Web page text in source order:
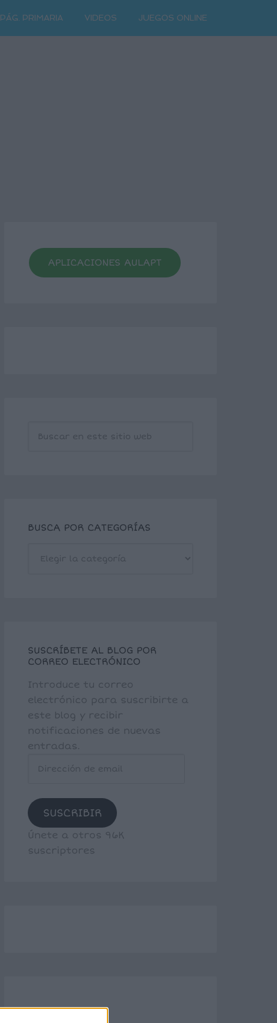
PÁG. PRIMARIA VIDEOS JUEGOS ONLINE
APLICACIONES AULAPT
BUSCA POR CATEGORÍAS
SUSCRÍBETE AL BLOG POR
CORREO ELECTRÓNICO
Introduce tu correo
electrónico para suscribirte a
este blog y recibir
notificaciones de nuevas
entradas.
SUSCRIBIR
Únete a otros 96K
suscriptores